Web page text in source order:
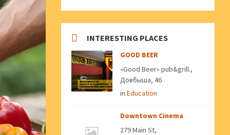
INTERESTING PLACES
GOOD BEER
«Good Beer» pub&grill.,
Довбыша, 46
inEducation
Downtown Cinema
279 Main St,